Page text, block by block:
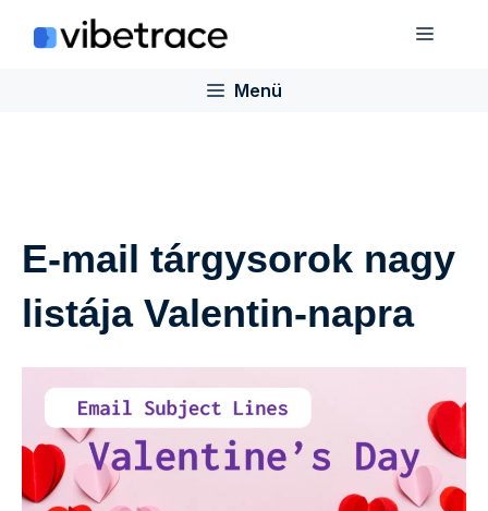
Menü
Menü
E-mail tárgysorok nagy
listája Valentin-napra